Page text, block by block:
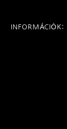
INFORMÁCIÓK: